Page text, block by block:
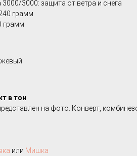
3000: защита от ветра и снега
грамм
грамм
в тон
на фото. Конверт,
или Мишка